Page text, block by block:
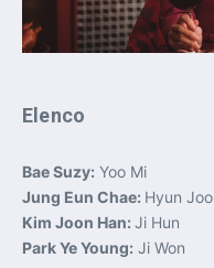
Elenco
Bae Suzy: Yoo Mi
Jung Eun Chae: Hyun Joo
Kim Joon Han: Ji Hun
Park Ye Young: Ji Won